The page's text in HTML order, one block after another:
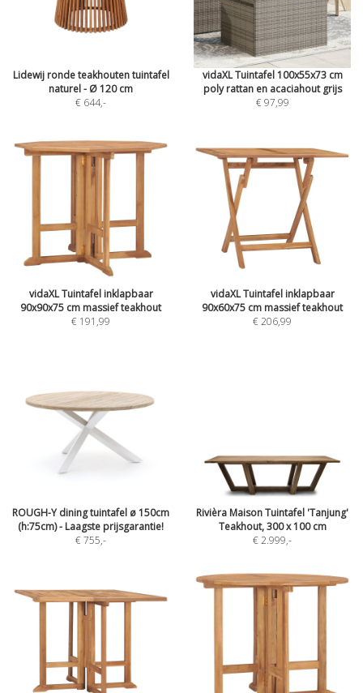
Lidewij ronde teakhouten tuintafel
naturel - Ø 120 cm
€ 644,-
vidaXL Tuintafel 100x55x73 cm
poly rattan en acaciahout grijs
€ 97,99
vidaXL Tuintafel inklapbaar
90x90x75 cm massief teakhout
€ 191,99
vidaXL Tuintafel inklapbaar
90x60x75 cm massief teakhout
€ 206,99
ROUGH-Y dining tuintafel ø 150cm
(h:75cm) - Laagste prijsgarantie!
€ 755,-
Rivièra Maison Tuintafel 'Tanjung'
Teakhout, 300 x 100 cm
€ 2.999,-